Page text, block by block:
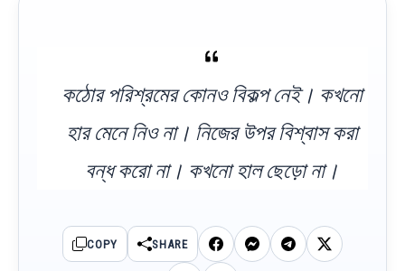
কঠোর পরিশ্রমের কোনও বিকল্প নেই। কখনো
হার মেনে নিও না। নিজের উপর বিশ্বাস করা
বন্ধ করো না। কখনো হাল ছেড়ো না।
COPY SHARE